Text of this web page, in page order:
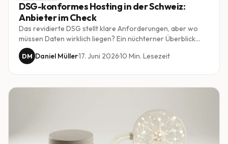
DSG-konformes Hosting in der Schweiz:
Anbieter im Check
Das revidierte DSG stellt klare Anforderungen, aber wo
müssen Daten wirklich liegen? Ein nüchterner Überblick
über Hosting-Optionen für Schweizer KMU, zwischen
Schweizer Rechenzentren, EU-Anbietern und der Frage,
DM Daniel Müller·17. Juni 2026·10 Min. Lesezeit